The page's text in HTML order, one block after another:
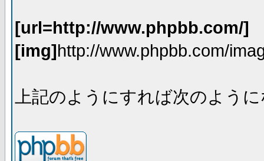
[url=http://www.phpbb.com/]
[img]http://www.phpbb.com/
上記のようにすれば次のよう